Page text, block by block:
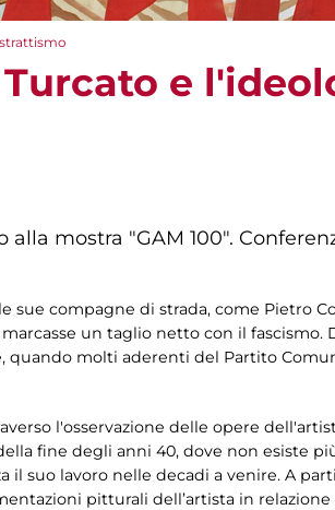
e
mostra "GAM 100".
compagne di strada, come Pietro
un taglio netto con il fascismo.
quando molti aderenti del Partito
l'osservazione delle opere
fine degli anni 40, dove non esiste
il suo lavoro nelle decadi a venire. A
pitturali dell’artista in